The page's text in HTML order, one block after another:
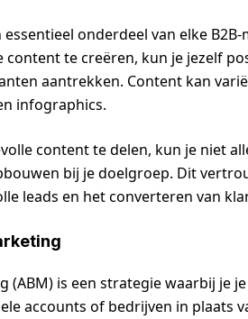
onderdeel van elke
content te creëren, kun je jezelf
aantrekken. Content kan
infographics.
content te delen, kun je niet
bij je doelgroep. Dit
leads en het converteren van
(ABM) is een strategie waarbij je
accounts of bedrijven in plaats